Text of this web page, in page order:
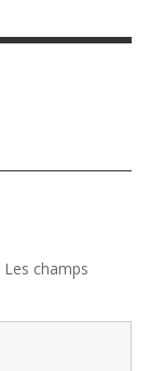
Les champs